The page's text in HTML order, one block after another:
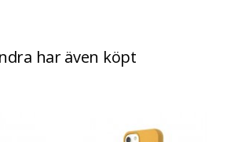
har även köpt